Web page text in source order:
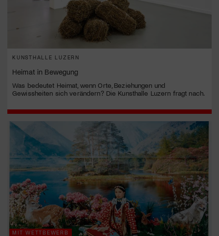
KUNSTHALLE LUZERN
Heimat in Bewegung
Was bedeutet Heimat, wenn Orte, Beziehungen und
Gewissheiten sich verändern? Die Kunsthalle Luzern fragt nach.
MIT WETTBEWERB